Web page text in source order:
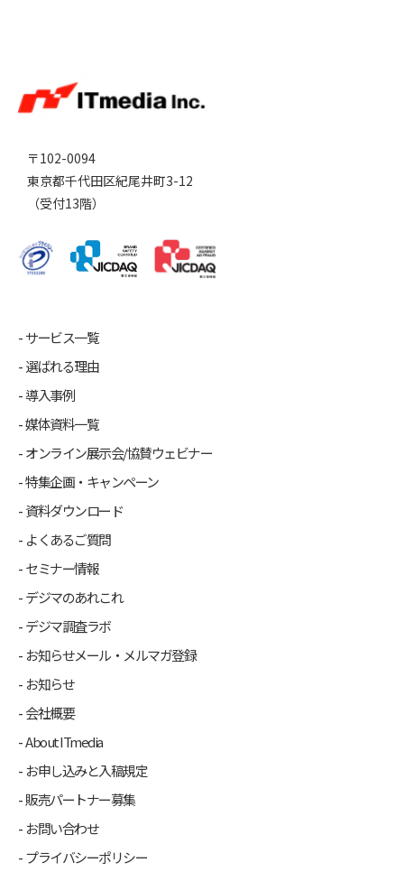
〒102-0094
東京都千代田区紀尾井町3-12
（受付13階）
サービス一覧
選ばれる理由
導入事例
媒体資料一覧
オンライン展示会/協賛ウェビナー
特集企画・キャンペーン
資料ダウンロード
よくあるご質問
セミナー情報
デジマのあれこれ
デジマ調査ラボ
お知らせメール・メルマガ登録
お知らせ
会社概要
About ITmedia
お申し込みと入稿規定
販売パートナー募集
お問い合わせ
プライバシーポリシー